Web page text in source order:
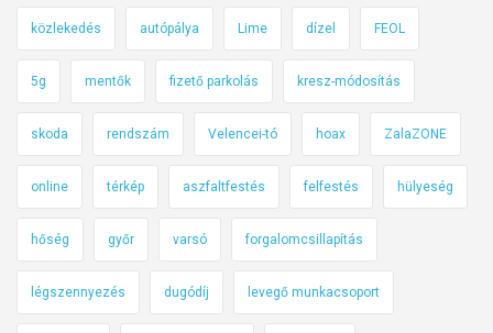
közlekedés autópálya Lime dízel FEOL
5g mentők fizető parkolás kresz-módosítás
skoda rendszám Velencei-tó hoax ZalaZONE
online térkép aszfaltfestés felfestés hülyeség
hőség győr varsó forgalomcsillapítás
légszennyezés dugódíj levegő munkacsoport